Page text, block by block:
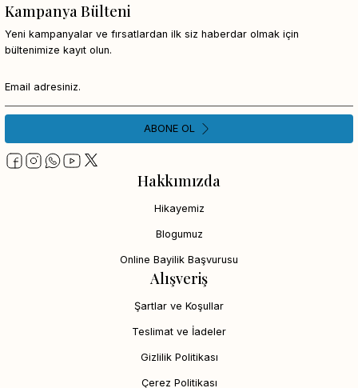
Hakkımızda
Hikayemiz
Blogumuz
Online Bayilik Başvurusu
Alışveriş
Şartlar ve Koşullar
Teslimat ve İadeler
Gizlilik Politikası
Çerez Politikası
Kampanya Bülteni
Yeni kampanyalar ve fırsatlardan ilk siz haberdar olmak için
bültenimize kayıt olun.
ABONE OL